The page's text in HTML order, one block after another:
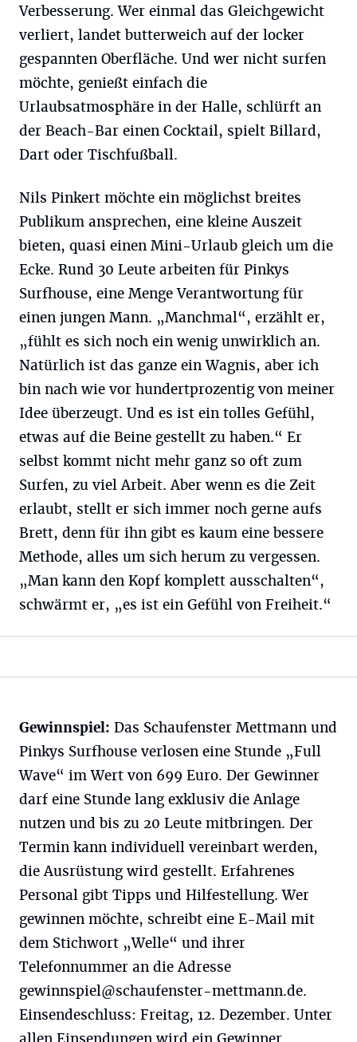
Verbesserung. Wer einmal das Gleichgewicht
verliert, landet butterweich auf der locker
gespannten Oberfläche. Und wer nicht surfen
möchte, genießt einfach die
Urlaubsatmosphäre in der Halle, schlürft an
der Beach-Bar einen Cocktail, spielt Billard,
Dart oder Tischfußball.
Nils Pinkert möchte ein möglichst breites
Publikum ansprechen, eine kleine Auszeit
bieten, quasi einen Mini-Urlaub gleich um die
Ecke. Rund 30 Leute arbeiten für Pinkys
Surfhouse, eine Menge Verantwortung für
einen jungen Mann. „Manchmal“, erzählt er,
„fühlt es sich noch ein wenig unwirklich an.
Natürlich ist das ganze ein Wagnis, aber ich
bin nach wie vor hundertprozentig von meiner
Idee überzeugt. Und es ist ein tolles Gefühl,
etwas auf die Beine gestellt zu haben.“ Er
selbst kommt nicht mehr ganz so oft zum
Surfen, zu viel Arbeit. Aber wenn es die Zeit
erlaubt, stellt er sich immer noch gerne aufs
Brett, denn für ihn gibt es kaum eine bessere
Methode, alles um sich herum zu vergessen.
„Man kann den Kopf komplett ausschalten“,
schwärmt er, „es ist ein Gefühl von Freiheit.“
Gewinnspiel: Das Schaufenster Mettmann und
Pinkys Surfhouse verlosen eine Stunde „Full
Wave“ im Wert von 699 Euro. Der Gewinner
darf eine Stunde lang exklusiv die Anlage
nutzen und bis zu 20 Leute mitbringen. Der
Termin kann individuell vereinbart werden,
die Ausrüstung wird gestellt. Erfahrenes
Personal gibt Tipps und Hilfestellung. Wer
gewinnen möchte, schreibt eine E-Mail mit
dem Stichwort „Welle“ und ihrer
Telefonnummer an die Adresse
gewinnspiel@schaufenster-mettmann.de.
Einsendeschluss: Freitag, 12. Dezember. Unter